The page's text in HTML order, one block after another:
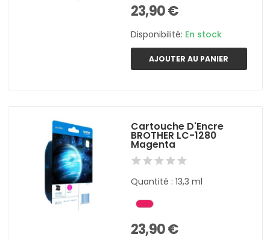
23,90 €
Disponibilité: En stock
AJOUTER AU PANIER
Cartouche D'Encre
BROTHER LC-1280
Magenta
Quantité : 13,3 ml
23,90 €